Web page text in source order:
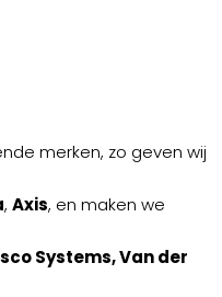
merken, zo geven wij
, Axis, en maken we
Systems, Van der